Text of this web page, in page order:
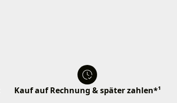
Kauf auf Rechnung & später zahlen*¹